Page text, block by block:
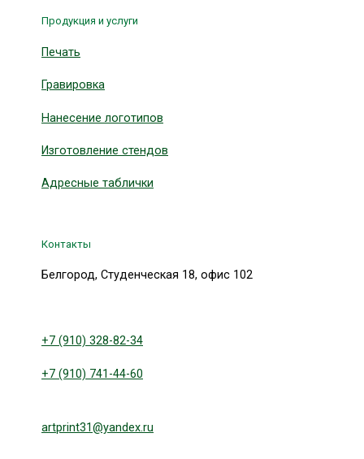
Продукция и услуги
Печать
Гравировка
Нанесение логотипов
Изготовление стендов
Адресные таблички
Контакты
Белгород, Студенческая 18, офис 102
+7 (910) 328-82-34
+7 (910) 741-44-60
artprint31@yandex.ru